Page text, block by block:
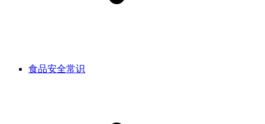
食品安全常识